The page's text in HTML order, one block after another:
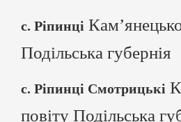
с. Ріпинці
Подільська губернія
с. Ріпинці Смотрицькі
повіту Подільська